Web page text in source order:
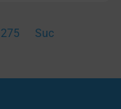
275 Suc